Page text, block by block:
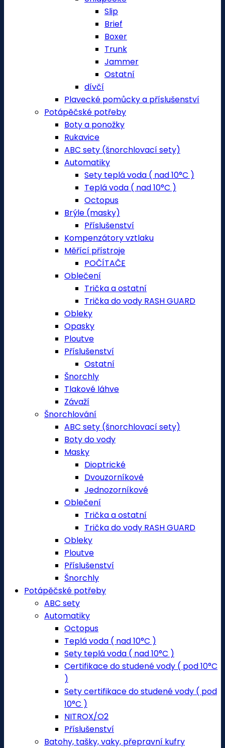
Slip
Brief
Boxer
Trunk
Jammer
Ostatní
dívčí
Plavecké pomůcky a příslušenství
Potápěčské potřeby
Boty a ponožky
Rukavice
ABC sety (šnorchlovací sety)
Automatiky
Sety teplá voda ( nad 10°C )
Teplá voda ( nad 10°C )
Octopus
Brýle (masky)
Příslušenství
Kompenzátory vztlaku
Měřící přístroje
POČÍTAČE
Oblečení
Trička a ostatní
Trička do vody RASH GUARD
Obleky
Opasky
Ploutve
Příslušenství
Ostatní
Šnorchly
Tlakové láhve
Závaží
Šnorchlování
ABC sety (šnorchlovací sety)
Boty do vody
Masky
Dioptrické
Dvouzorníkové
Jednozorníkové
Oblečení
Trička a ostatní
Trička do vody RASH GUARD
Obleky
Ploutve
Příslušenství
Šnorchly
Potápěčské potřeby
ABC sety
Automatiky
Octopus
Teplá voda ( nad 10°C )
Sety teplá voda ( nad 10°C )
Certifikace do studené vody ( pod 10°C
)
Sety certifikace do studené vody ( pod
10°C )
NITROX/O2
Příslušenství
Batohy, tašky, vaky, přepravní kufry